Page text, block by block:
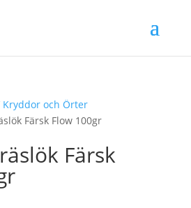
Kryddor och Örter
Färsk Flow 100gr
Färsk